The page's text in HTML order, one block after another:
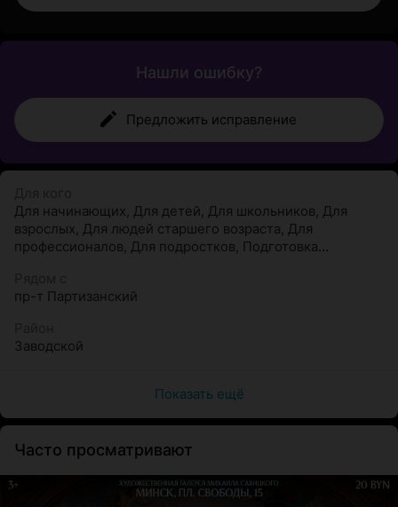
Нашли ошибку?
Предложить исправление
Для начинающих, Для детей, Для школьников, Для
взрослых, Для людей старшего возраста, Для
профессионалов, Для подростков, Подготовка
пр-т Партизанский
Заводской
Показать ещё
Часто просматривают